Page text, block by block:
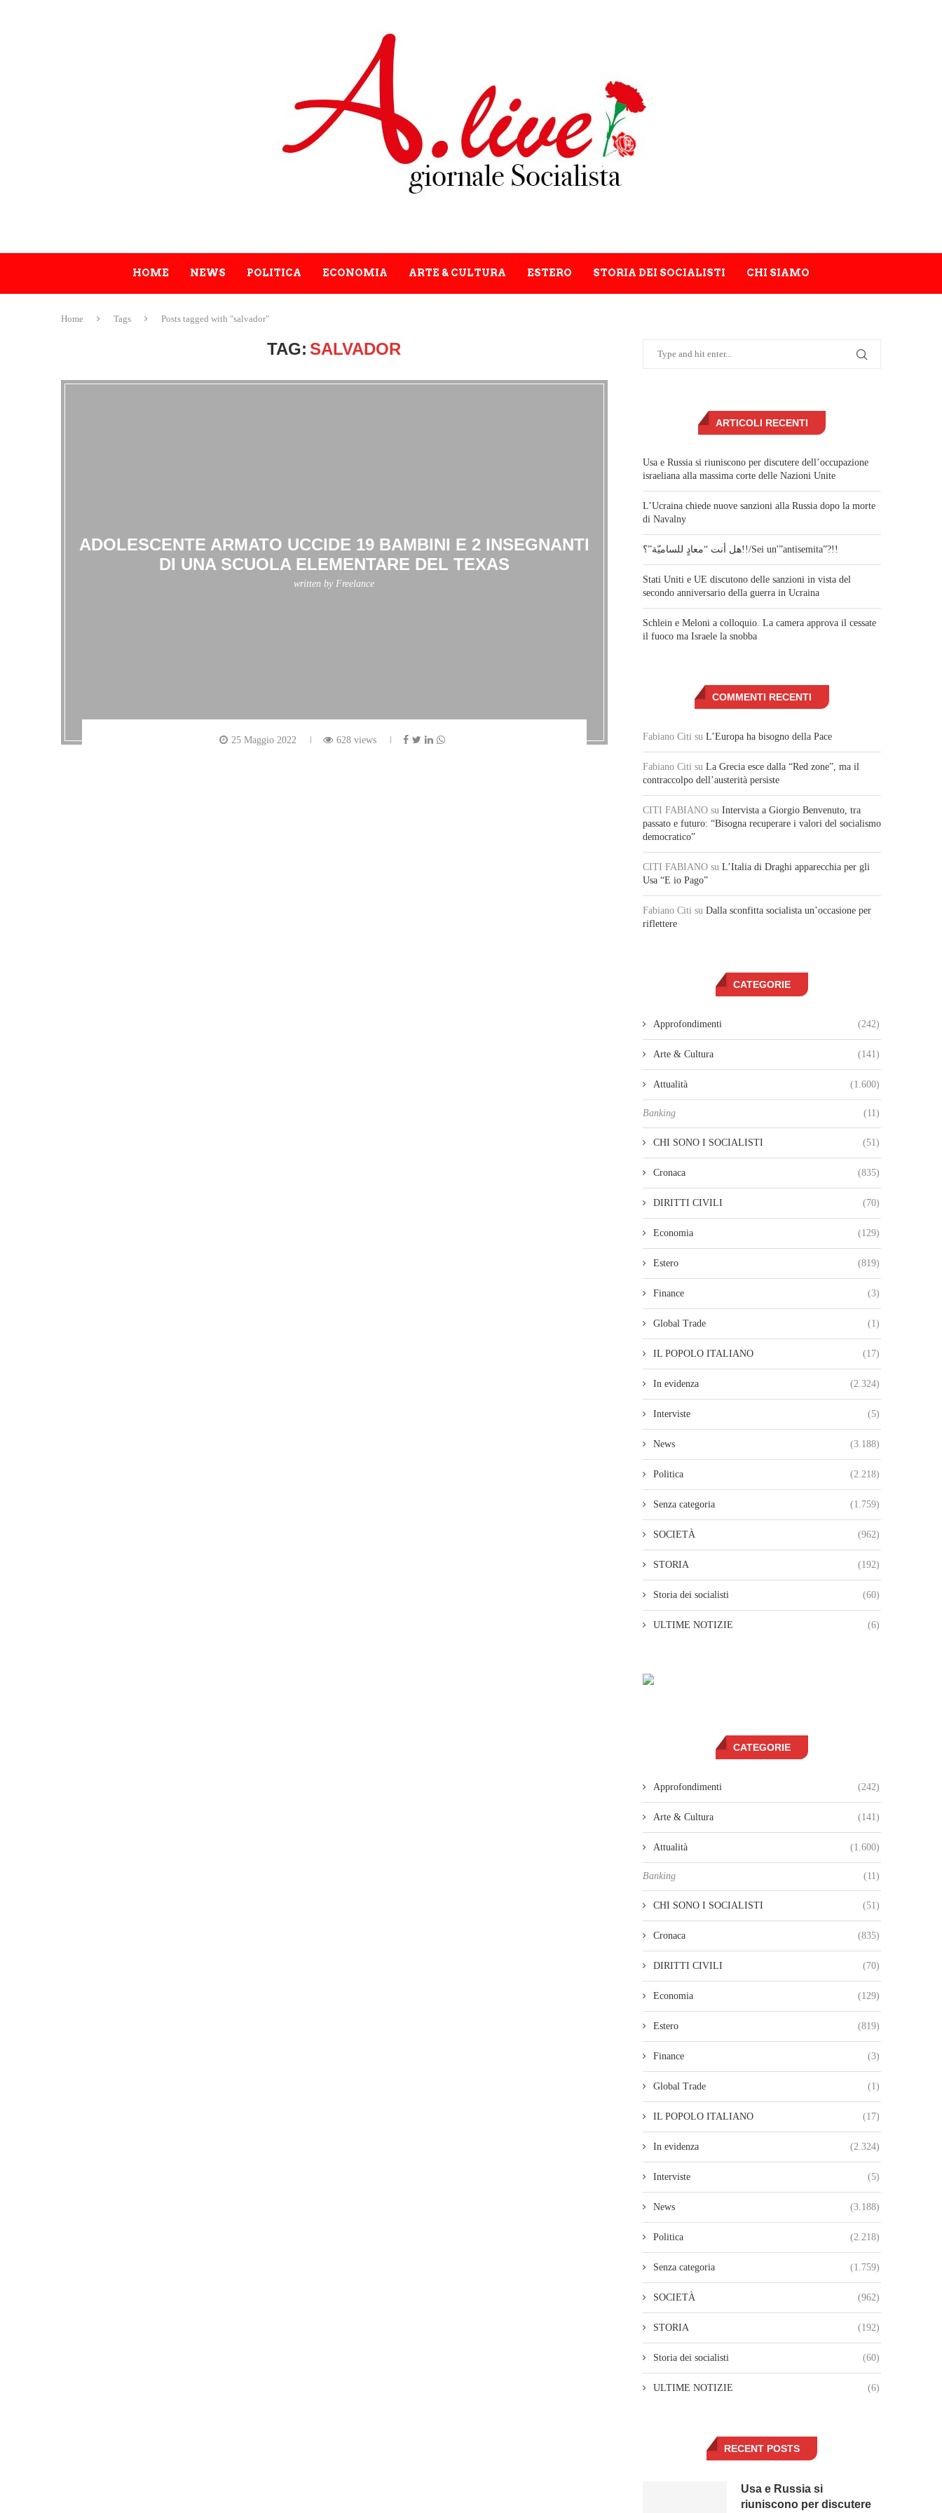
HOME NEWS POLITICA ECONOMIA ARTE & CULTURA ESTERO STORIA DEI SOCIALISTI CHI SIAMO
Home Tags Posts tagged with "salvador"
TAG: SALVADOR
ADOLESCENTE ARMATO UCCIDE 19 BAMBINI E 2 INSEGNANTI
DI UNA SCUOLA ELEMENTARE DEL TEXAS
written by Freelance
25 Maggio 2022 628 views
ARTICOLI RECENTI
Usa e Russia si riuniscono per discutere dell’occupazione
israeliana alla massima corte delle Nazioni Unite
L’Ucraina chiede nuove sanzioni alla Russia dopo la morte
di Navalny
هل أنت “معادٍ للساميّة”؟!!/Sei un'”antisemita”?!!
Stati Uniti e UE discutono delle sanzioni in vista del
secondo anniversario della guerra in Ucraina
Schlein e Meloni a colloquio. La camera approva il cessate
il fuoco ma Israele la snobba
COMMENTI RECENTI
Fabiano Citi su L’Europa ha bisogno della Pace
Fabiano Citi su La Grecia esce dalla “Red zone”, ma il
contraccolpo dell’austerità persiste
CITI FABIANO su Intervista a Giorgio Benvenuto, tra
passato e futuro: “Bisogna recuperare i valori del socialismo
democratico”
CITI FABIANO su L’Italia di Draghi apparecchia per gli
Usa “E io Pago”
Fabiano Citi su Dalla sconfitta socialista un’occasione per
riflettere
CATEGORIE
Approfondimenti (242)
Arte & Cultura (141)
Attualità (1.600)
Banking (11)
CHI SONO I SOCIALISTI (51)
Cronaca (835)
DIRITTI CIVILI (70)
Economia (129)
Estero (819)
Finance (3)
Global Trade (1)
IL POPOLO ITALIANO (17)
In evidenza (2.324)
Interviste (5)
News (3.188)
Politica (2.218)
Senza categoria (1.759)
SOCIETÀ (962)
STORIA (192)
Storia dei socialisti (60)
ULTIME NOTIZIE (6)
CATEGORIE
Approfondimenti (242)
Arte & Cultura (141)
Attualità (1.600)
Banking (11)
CHI SONO I SOCIALISTI (51)
Cronaca (835)
DIRITTI CIVILI (70)
Economia (129)
Estero (819)
Finance (3)
Global Trade (1)
IL POPOLO ITALIANO (17)
In evidenza (2.324)
Interviste (5)
News (3.188)
Politica (2.218)
Senza categoria (1.759)
SOCIETÀ (962)
STORIA (192)
Storia dei socialisti (60)
ULTIME NOTIZIE (6)
RECENT POSTS
Usa e Russia si
riuniscono per discutere